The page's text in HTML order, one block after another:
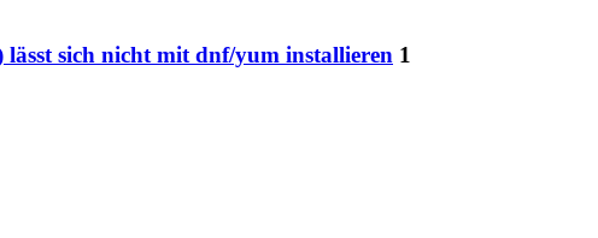
sich nicht mit dnf/yum installieren 1